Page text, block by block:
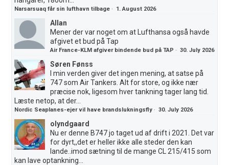
Narsarsuaq får sin lufthavn tilbage · 1. August 2026
Allan
Mener der var noget om at Lufthansa også havde
afgivet et bud på Tap
Air France-KLM afgiver bindende bud på TAP ·30. July 2026
Søren Fønss
I min verden giver det ingen mening, at satse på
747 som Air Tankers. Alt for store, og ikke nær
præcise nok, ligesom hver tankning tager lang tid.
Læste netop, at der...
Nordic Seaplanes-ejer vil have brandslukningsfly ·30. July 2026
olyndgaard
Nu er denne B747 jo taget ud af drift i 2021. Det var
for dyrt,,det er heller ikke alle steder den kan
lande..imod sætning til de mange CL 215/415 som
kan lave optankning...